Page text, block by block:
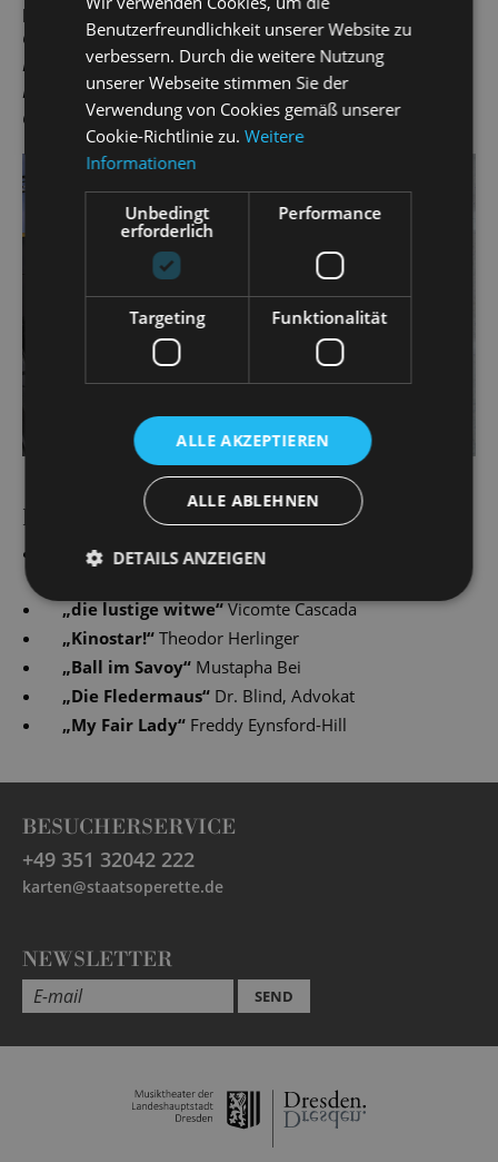
played roles including Conférencier inCabaret
Gasparone,Ivan inThe Tsarevich , Ottokar inThe Gypsy
Baron
, Wenzel inThe Bartered Bride, Dr Blind inDie
Fledermausandballad-singer Jimmy inThe Threepenny
Opera
PRODUCTIONS
Simsalabim “ Stabsarzt/ Magier Houdini/ Ed
„die lustige witwe“ Vicomte Cascada
„Kinostar!“ Theodor Herlinger
„Ball im Savoy“ Mustapha Bei
„Die Fledermaus“ Dr. Blind, Advokat
„My Fair Lady“ Freddy Eynsford-Hill
BESUCHERSERVICE
+49 351 32042 222
karten@staatsoperette.de
NEWSLETTER
SEND
Benutzerfreundlichkeit unserer Website zu
verbessern. Durch die weitere Nutzung
unserer Webseite stimmen Sie der
Verwendung von Cookies gemäß unserer
Cookie-Richtlinie zu.Weitere
Informationen
Unbedingt
erforderlich
Performance
Targeting Funktionalität
ALLE AKZEPTIEREN
ALLE ABLEHNEN
DETAILS ANZEIGEN